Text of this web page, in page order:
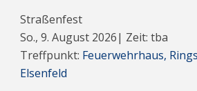
Straßenfest
So., 9. August 2026| Zeit: tba
Treffpunkt: Feuerwehrhaus,
Elsenfeld